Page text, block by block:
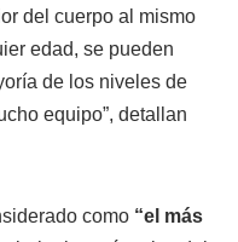
del cuerpo al mismo
edad, se pueden
de los niveles de
equipo”, detallan
como “el más